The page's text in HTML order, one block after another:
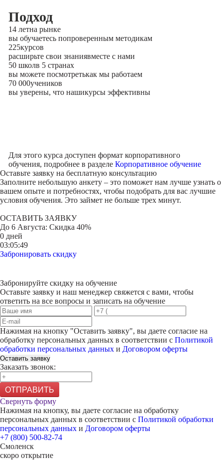
Подход
14 летна рынке
вы обучаетесь попроверенным методикам
225курсов
расширьте свои знаниявместе с нами
50 школв 5 странах
вы можете посмотретькак мы работаем
70 000учеников
вы уверены, что нашикурсы эффективны
Для этого курса доступен формат корпоративного
обучения, подробнее в разделе Корпоративное обучение
Оставьте заявку на бесплатную консультацию
Заполните небольшую анкету – это поможет нам лучше узнать о
вашем опыте и потребностях, чтобы подобрать для вас лучшие
условия обучения. Это займет не больше трех минут.
ОСТАВИТЬ ЗАЯВКУ
До 6 Августа: Скидка 40%
0 дней
03:05:49
Забронировать скидку
Забронируйте скидку на обучение
Оставьте заявку и наш менеджер свяжется с вами, чтобы
ответить на все вопросы и записать на обучение
Нажимая на кнопку "Оставить заявку", вы даете согласие на
обработку персональных данных в соответствии с Политикой
обработки персональных данных и Договором оферты
Оставить заявку
Заказать звонок:
ОТПРАВИТЬ
Свернуть форму
Нажимая на кнопку, вы даете согласие на обработку
персональных данных в соответствии с Политикой обработки
персональных данных и Договором оферты
+7 (800) 500-82-74
Смоленск
скоро открытие